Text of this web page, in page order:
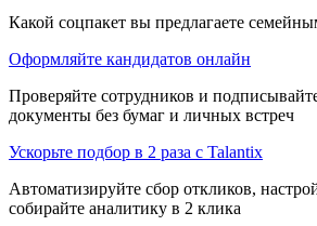
Какой соцпакет вы предлагаете
Оформляйте кандидатов онлайн
Проверяйте сотрудников и
документы без бумаг и личных встреч
Ускорьте подбор в 2 раза с Talantix
Автоматизируйте сбор откликов,
собирайте аналитику в 2 клика